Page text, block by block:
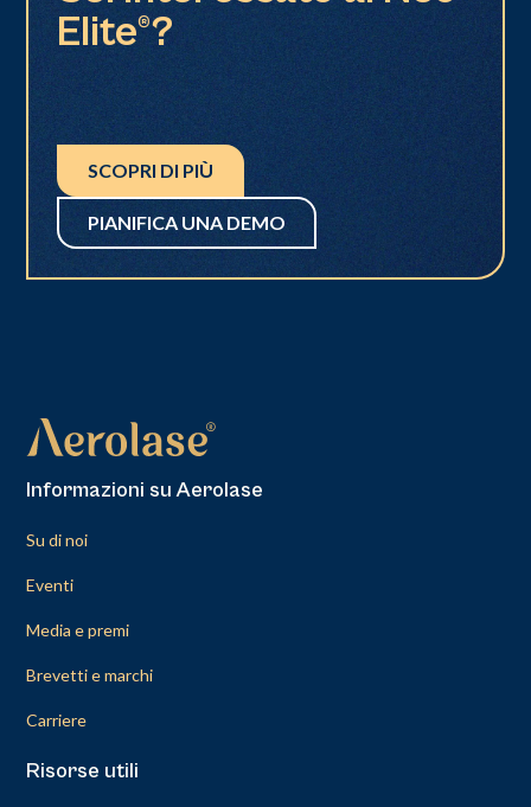
Elite®?
SCOPRI DI PIÙ
PIANIFICA UNA DEMO
Informazioni su Aerolase
Su di noi
Eventi
Media e premi
Brevetti e marchi
Carriere
Risorse utili